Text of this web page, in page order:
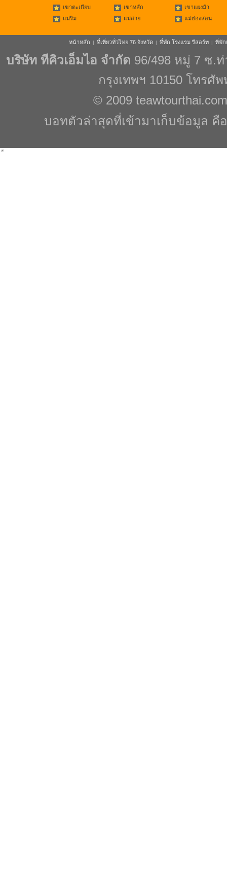
เขาตะเกียบ
เขาหลัก
เขาแผงม้า
แม่ริม
แม่สาย แม่ฮ่องสอน
หน้าหลัก | ที่เที่ยวทั่วไทย 76 จังหวัด | ที่พัก โรงแรม รีสอร์ท | ที่พัก
บริษัท ทีคิวเอ็มไอ จำกัด 96/498 หมู่ 7 ซ.
กรุงเทพฯ 10150 โทรศั
© 2009 teawtourthai.com
บอทตัวล่าสุดที่เข้ามาเก็บข้อมูล คือ